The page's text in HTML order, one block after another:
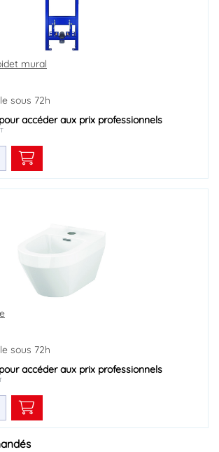
mural
sous 72h
pour accéder aux prix professionnels
sous 72h
pour accéder aux prix professionnels